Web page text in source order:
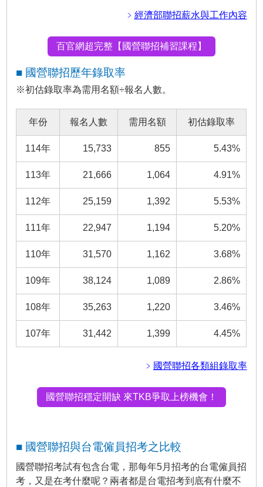
﹥ 經濟部聯招薪水與工作內容
百官網超完整【國營聯招補習課程】
■ 國營聯招歷年錄取率
※初估錄取率為需用名額÷報名人數。
年份 報名人數 需用名額 初估錄取率
114年 15,733 855 5.43%
113年 21,666 1,064 4.91%
112年 25,159 1,392 5.53%
111年 22,947 1,194 5.20%
110年 31,570 1,162 3.68%
109年 38,124 1,089 2.86%
108年 35,263 1,220 3.46%
107年 31,442 1,399 4.45%
﹥ 國營聯招各類組錄取率
國營聯招穩定開缺 來TKB爭取上榜機會！
■ 國營聯招與台電僱員招考之比較
國營聯招考試有包含台電，那每年5月招考的台電僱員招
考，又是在考什麼呢？兩者都是台電招考到底有什麼不